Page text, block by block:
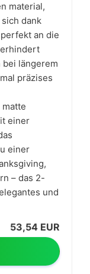
material,
dank
an die
längerem
präzises
matte
einer
einer
– das 2-
und
53,54 EUR